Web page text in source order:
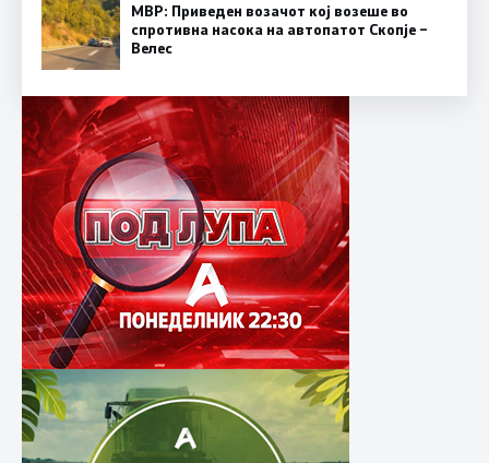
МВР: Приведен возачот кој возеше во
спротивна насока на автопатот Скопје –
Велес